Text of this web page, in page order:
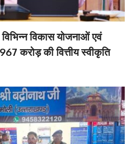
विकास योजनाओं एवं
करोड़ की वित्तीय स्वीकृति